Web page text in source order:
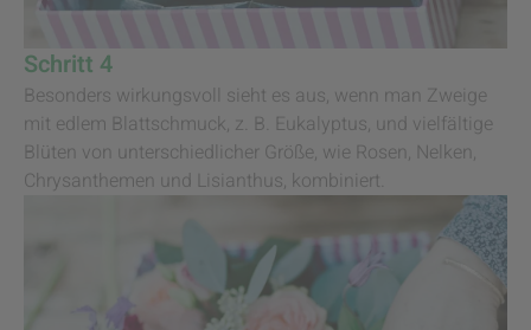
Schritt 4
Besonders wirkungsvoll sieht es aus, wenn man Zweige
mit edlem Blattschmuck, z. B. Eukalyptus, und vielfältige
Blüten von unterschiedlicher Größe, wie Rosen, Nelken,
Chrysanthemen und Lisianthus, kombiniert.